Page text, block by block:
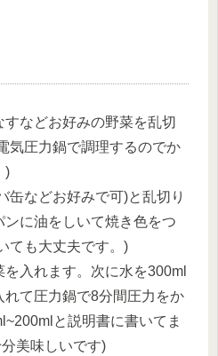
すなどお好みの野菜を乱切
気圧力鍋で調理するのでか
)
缶などお好みで可)と乱切り
に油をしいて焼き色をつ
ても大丈夫です。)
を入れます。次に水を300ml
れて圧力鍋で8分間圧力をか
と説明書に書いてま
美味しいです)